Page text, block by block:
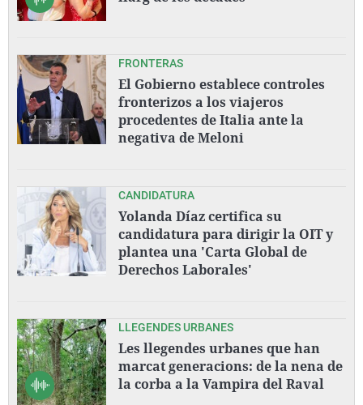
FRONTERAS
El Gobierno establece controles
fronterizos a los viajeros
procedentes de Italia ante la
negativa de Meloni
CANDIDATURA
Yolanda Díaz certifica su
candidatura para dirigir la OIT y
plantea una 'Carta Global de
Derechos Laborales'
LLEGENDES URBANES
Les llegendes urbanes que han
marcat generacions: de la nena de
la corba a la Vampira del Raval